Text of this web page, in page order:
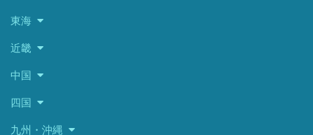
東海
近畿
中国
四国
九州・沖縄